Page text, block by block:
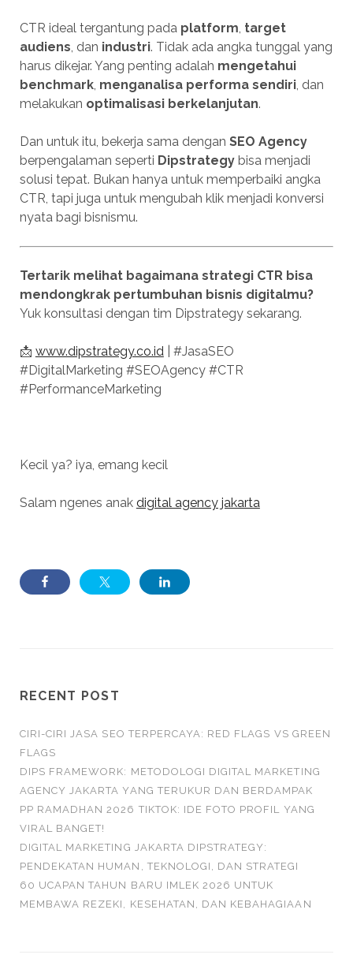
CTR ideal tergantung pada platform, target
audiens, dan industri. Tidak ada angka tunggal yang
harus dikejar. Yang penting adalah mengetahui
benchmark, menganalisa performa sendiri, dan
melakukan optimalisasi berkelanjutan.
Dan untuk itu, bekerja sama dengan SEO Agency
berpengalaman seperti Dipstrategybisa menjadi
solusi tepat. Bukan hanya untuk memperbaiki angka
CTR, tapi juga untuk mengubah klik menjadi konversi
nyata bagi bisnismu.
Tertarik melihat bagaimana strategi CTR bisa
mendongkrak pertumbuhan bisnis digitalmu?
Yuk konsultasi dengan tim Dipstrategy sekarang.
📩 www.dipstrategy.co.id| #JasaSEO
#DigitalMarketing #SEOAgency #CTR
#PerformanceMarketing
Kecil ya? iya, emang kecil
Salam ngenes anak digital agency jakarta
RECENT POST
CIRI-CIRI JASA SEO TERPERCAYA: RED FLAGS VS GREEN
FLAGS
DIPS FRAMEWORK: METODOLOGI DIGITAL MARKETING
AGENCY JAKARTA YANG TERUKUR DAN BERDAMPAK
PP RAMADHAN 2026 TIKTOK: IDE FOTO PROFIL YANG
VIRAL BANGET!
DIGITAL MARKETING JAKARTA DIPSTRATEGY:
PENDEKATAN HUMAN, TEKNOLOGI, DAN STRATEGI
60 UCAPAN TAHUN BARU IMLEK 2026 UNTUK
MEMBAWA REZEKI, KESEHATAN, DAN KEBAHAGIAAN